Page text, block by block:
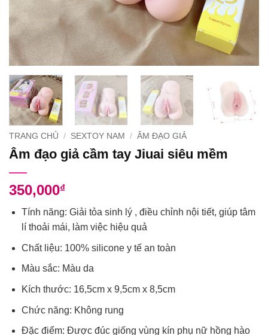
TRANG CHỦ / SEXTOY NAM / ÂM ĐẠO GIẢ
Âm đạo giả cầm tay Jiuai siêu mềm
350,000₫
Tính năng: Giải tỏa sinh lý , điều chỉnh nội tiết, giúp tâm
lí thoải mái, làm việc hiệu quả
Chất liệu: 100% silicone y tế an toàn
Màu sắc: Màu da
Kích thước: 16,5cm x 9,5cm x 8,5cm
Chức năng: Không rung
Đặc điểm: Được đúc giống vùng kín phụ nữ hồng hào